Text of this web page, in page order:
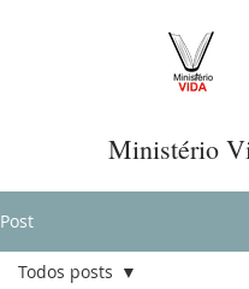
Ministério
Post
Todos posts